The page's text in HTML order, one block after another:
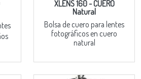
XLENS 160 - CUERO
Natural
Bolsa de cuero para lentes
fotográficos en cuero
natural